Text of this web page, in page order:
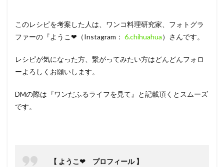
このレシピを考案した人は、ワンコ料理研究家、フォトグラ
ファーの『ようこ❤（Instagram： 6.chihuahua）さんです。
レシピが気になった方、繋がってみたい方はどんどんフォロ
ーよろしくお願いします。
DMの際は『ワンだふるライフを見て』と記載頂くとスムーズ
です。
【 ようこ❤ プロフィール 】